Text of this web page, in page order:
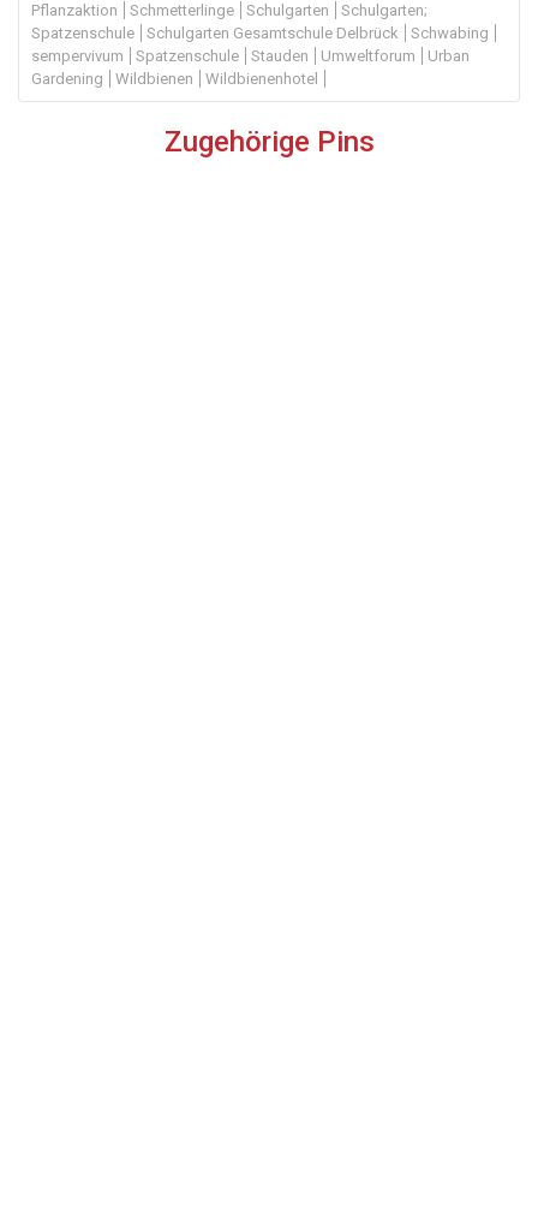
Pflanzaktion
Schmetterlinge Schulgarten
Schulgarten;
Spatzenschule
Schulgarten Gesamtschule Delbrück
Schwabing
sempervivum
Spatzenschule Stauden Umweltforum
Urban
Gardening
Wildbienen Wildbienenhotel
Zugehörige Pins